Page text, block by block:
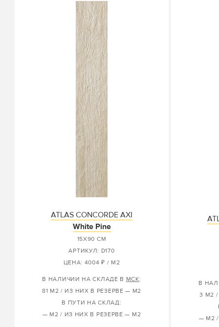
ATLAS CONCORDE AXI
White Pine
15X90 СМ
АРТИКУЛ: D170
ЦЕНА: 4004 ₽ / М2
В НАЛИЧИИ НА СКЛАДЕ В МСК:
81 М2 / ИЗ НИХ В РЕЗЕРВЕ — М2
В ПУТИ НА СКЛАД:
— М2 / ИЗ НИХ В РЕЗЕРВЕ — М2
В
3 М2
— М2